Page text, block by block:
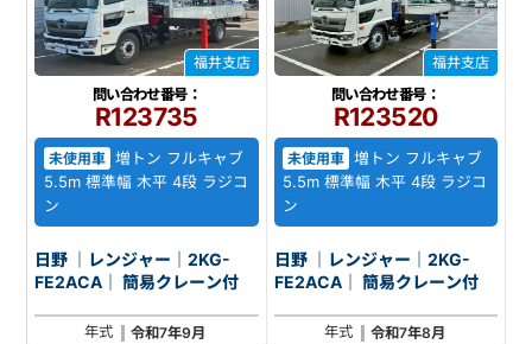
福井支店
問い合わせ番号：
R123735
未使用車 増トン フルキャブ
5.5m 標準幅 木平 4段 ラジコ
ン
日野 ｜レンジャー｜2KG-
FE2ACA｜ 簡易クレーン付
年式
令和7年9月
福井支店
問い合わせ番号：
R123520
未使用車 増トン フルキャブ
5.5m 標準幅 木平 4段 ラジコ
ン
日野 ｜レンジャー｜2KG-
FE2ACA｜ 簡易クレーン付
年式
令和7年8月